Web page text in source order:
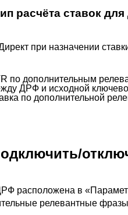
расчёта ставок
при назначении
по дополнительным
ДРФ и исходной
по дополнительной
расположена в
релевантные